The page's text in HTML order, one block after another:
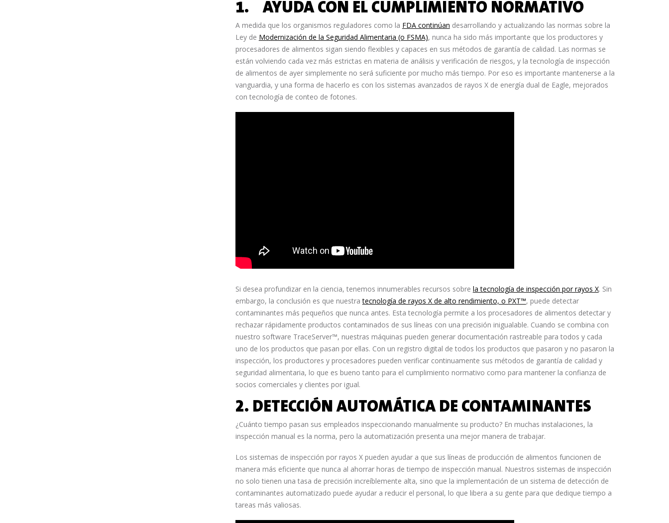
1. AYUDA CON EL CUMPLIMIENTO NORMATIVO
A medida que los organismos reguladores como la FDA continúan desarrollando y actualizando las normas sobre la
Ley de Modernización de la Seguridad Alimentaria (o FSMA), nunca ha sido más importante que los productores y
procesadores de alimentos sigan siendo flexibles y capaces en sus métodos de garantía de calidad. Las normas se
están volviendo cada vez más estrictas en materia de análisis y verificación de riesgos, y la tecnología de inspección
de alimentos de ayer simplemente no será suficiente por mucho más tiempo. Por eso es importante mantenerse a la
vanguardia, y una forma de hacerlo es con los sistemas avanzados de rayos X de energía dual de Eagle, mejorados
con tecnología de conteo de fotones.
Si desea profundizar en la ciencia, tenemos innumerables recursos sobre la tecnología de inspección por rayos X. Sin
embargo, la conclusión es que nuestratecnología de rayos X de alto rendimiento, o PXT™, puede detectar
contaminantes más pequeños que nunca antes. Esta tecnología permite a los procesadores de alimentos detectar y
rechazar rápidamente productos contaminados de sus líneas con una precisión inigualable. Cuando se combina con
nuestro software TraceServer™, nuestras máquinas pueden generar documentación rastreable para todos y cada
uno de los productos que pasan por ellas. Con un registro digital de todos los productos que pasaron y no pasaron la
inspección, los productores y procesadores pueden verificar continuamente sus métodos de garantía de calidad y
seguridad alimentaria, lo que es bueno tanto para el cumplimiento normativo como para mantener la confianza de
socios comerciales y clientes por igual.
2. DETECCIÓN AUTOMÁTICA DE CONTAMINANTES
¿Cuánto tiempo pasan sus empleados inspeccionando manualmente su producto? En muchas instalaciones, la
inspección manual es la norma, pero la automatización presenta una mejor manera de trabajar.
Los sistemas de inspección por rayos X pueden ayudar a que sus líneas de producción de alimentos funcionen de
manera más eficiente que nunca al ahorrar horas de tiempo de inspección manual. Nuestros sistemas de inspección
no solo tienen una tasa de precisión increíblemente alta, sino que la implementación de un sistema de detección de
contaminantes automatizado puede ayudar a reducir el personal, lo que libera a su gente para que dedique tiempo a
tareas más valiosas.